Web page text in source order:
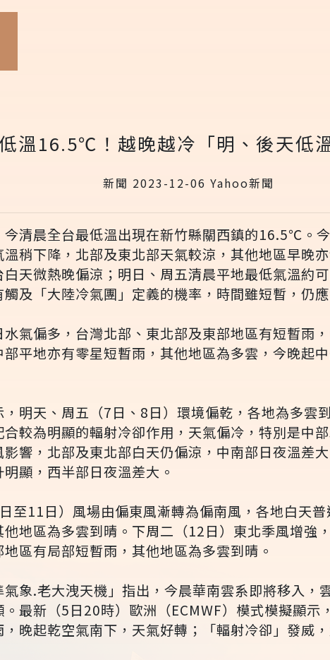
溫16.5℃！越晚越冷「明、後天低溫
新聞 2023-12-06 Yahoo新聞
今清晨全台最低溫出現在新竹縣關西鎮的16.5℃。
稍下降，北部及東北部天氣較涼，其他地區早晚
白天微熱晚偏涼；明日、周五清晨平地最低氣溫約
及「大陸冷氣團」定義的機率，時間雖短暫，仍應
氣偏多，台灣北部、東北部及東部地區有短暫雨
平地亦有零星短暫雨，其他地區為多雲，今晚起
明天、周五（7日、8日）環境偏乾，各地為多雲
較為明顯的輻射冷卻作用，天氣偏冷，特別是中
響，北部及東北部白天仍偏涼，中南部日夜溫差
顯，西半部日夜溫差大。
至11日）風場由偏東風漸轉為偏南風，各地白天
地區為多雲到晴。下周二（12日）東北季風增強
區有局部短暫雨，其他地區為多雲到晴。
象.老大洩天機」指出，今晨華南雲系即將移入，
最新（5日20時）歐洲（ECMWF）模式模擬顯示
晚起乾空氣南下，天氣好轉；「輻射冷卻」發威